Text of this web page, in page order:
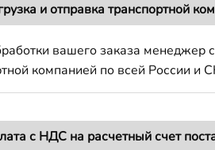
и отправка транспортной
вашего заказа менеджер
компанией по всей России и
с НДС на расчетный счет